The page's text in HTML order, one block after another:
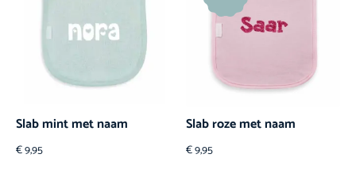
Slab mint met naam
€9,95
Slab roze met naam
€9,95